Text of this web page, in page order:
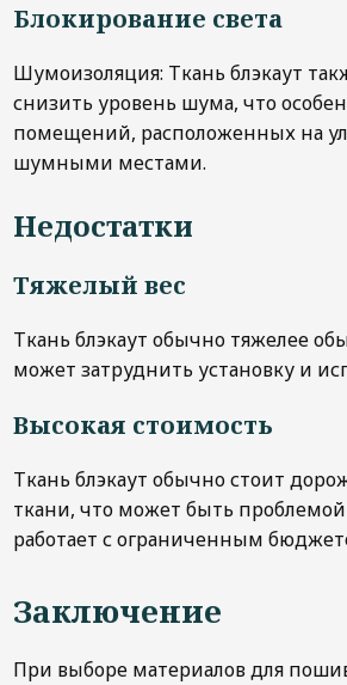
Блокирование света
Шумоизоляция: Ткань блэкаут
снизить уровень шума, что
помещений, расположенных на
шумными местами.
Недостатки
Тяжелый вес
Ткань блэкаут обычно тяжелее
может затруднить установку и
Высокая стоимость
Ткань блэкаут обычно стоит
ткани, что может быть проблемой
работает с ограниченным
Заключение
При выборе материалов для